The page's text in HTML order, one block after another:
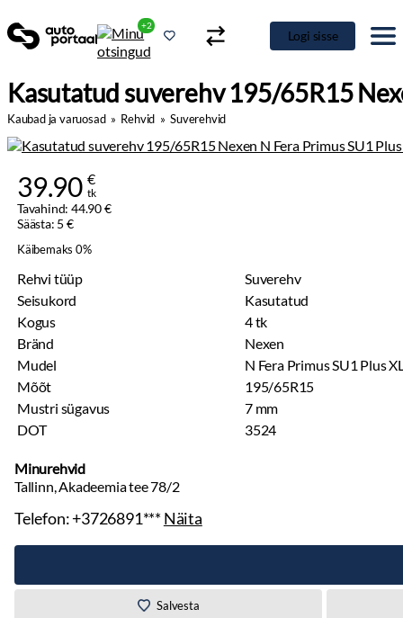
+2
Logi sisse
Kasutatud suverehv 195/65R15
Kaubad ja varuosad» Rehvid »Suverehvid
39.90 €
tk
Tavahind: 44.90 €
Säästa: 5 €
Käibemaks 0%
Rehvi tüüp
Suverehv
Seisukord
Kasutatud
Kogus
4 tk
Bränd
Nexen
Mudel
N Fera Primus SU1 Plus
Mõõt
195/65R15
Mustri sügavus
7 mm
DOT
3524
Minurehvid
Tallinn, Akadeemia tee 78/2
Telefon:+3726891***Näita
Salvesta